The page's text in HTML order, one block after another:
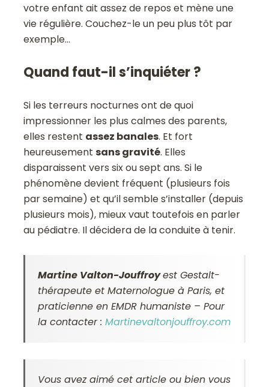
votre enfant ait assez de repos et mène une
vie régulière. Couchez-le un peu plus tôt par
exemple…
Quand faut-il s’inquiéter ?
Si les terreurs nocturnes ont de quoi
impressionner les plus calmes des parents,
elles restent assez banales. Et fort
heureusementsans gravité. Elles
disparaissent vers six ou sept ans. Si le
phénomène devient fréquent (plusieurs fois
par semaine) et qu’il semble s’installer (depuis
plusieurs mois), mieux vaut toutefois en parler
au pédiatre. Il décidera de la conduite à tenir.
Martine Valton-JouffroyestGestalt-
thérapeute et Maternologue à Paris, et
praticienne en EMDR humaniste – Pour
la contacter :Martinevaltonjouffroy.com
Vous avez aimé cet article ou bien vous